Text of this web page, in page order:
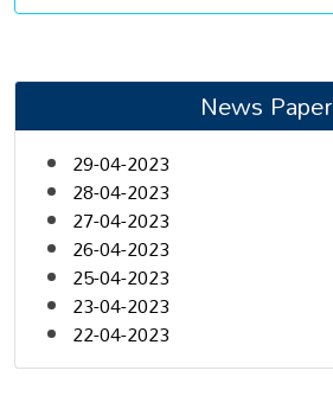
News Paper
29-04-2023
28-04-2023
27-04-2023
26-04-2023
25-04-2023
23-04-2023
22-04-2023